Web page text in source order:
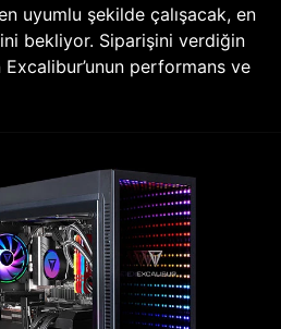
uyumlu şekilde çalışacak, en
bekliyor. Siparişini verdiğin
performans ve